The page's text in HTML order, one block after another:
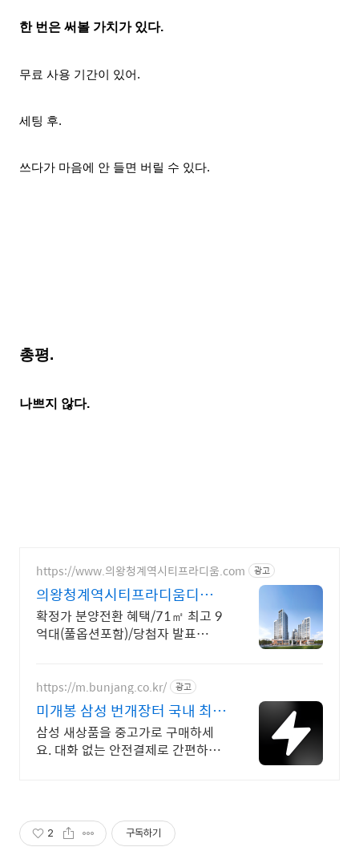
한 번은 써볼 가치가 있다.
무료 사용 기간이 있어.
세팅 후.
쓰다가 마음에 안 들면 버릴 수 있다.
총평.
나쁘지 않다.
https://www.의왕청계역시티프라디움.com 광고
의왕청계역시티프라디움디하모
니
확정가 분양전환 혜택/71㎡ 최고 9
억대(풀옵션포함)/당첨자 발표
https://m.bunjang.co.kr/ 광고
미개봉 삼성 번개장터 국내 최대
브랜드 중고거래
삼성 새상품을 중고가로 구매하세
요. 대화 없는 안전결제로 간편하게!
2 구독하기